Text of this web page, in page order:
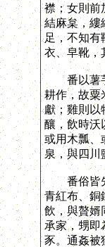
襟；女則前
結麻枲，縷
足，不知
衣、皁靴，
番以薯芋
耕作，故粟
獻；雞則以
釀，飲時沃
或用木瓢、
泉，與四川
番俗皆先
青紅布、銅
飲，與贅婿
承家，甥即
豕。通姦被